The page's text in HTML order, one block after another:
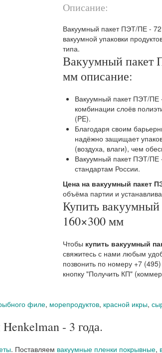
Описание:
Вакуумный пакет ПЭТ/ПЕ -
вакуумной упаковки
типа.
Вакуумный
мм описание:
Вакуумный пакет ПЭТ/ПЕ
комбинации слоёв
(PE).
Благодаря своим
надёжно защищает
(воздуха, влаги), чем
Вакуумный пакет ПЭТ/ПЕ
стандартам России.
Цена на вакуумный пакет
объёма партии и
Купить
160×300 мм
Чтобы купить вакуумный
свяжитесь с нами любым
позвонить по номеру +7
кнопку "Получить КП"
филе, морепродуктов, красной икры,
- 3 года.
. Поставляем вакуумные пленки покрывные,